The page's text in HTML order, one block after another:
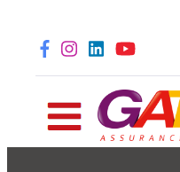
Social menu